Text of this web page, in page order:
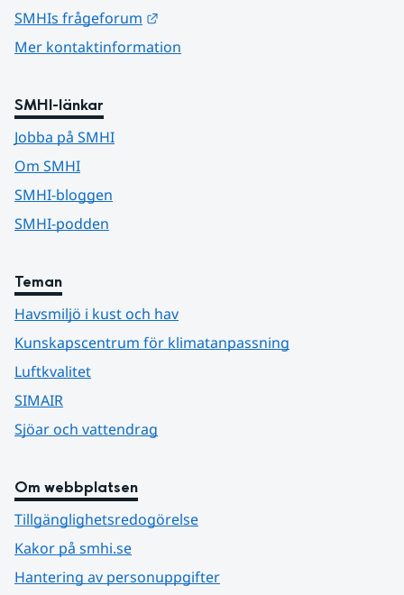
SMHIs frågeforum
Mer kontaktinformation
SMHI-länkar
Jobba på SMHI
Om SMHI
SMHI-bloggen
SMHI-podden
Teman
Havsmiljö i kust och hav
Kunskapscentrum för klimatanpassning
Luftkvalitet
SIMAIR
Sjöar och vattendrag
Om webbplatsen
Tillgänglighetsredogörelse
Kakor på smhi.se
Hantering av personuppgifter